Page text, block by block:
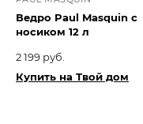
Ведро Paul Masquin с
носиком 12 л
2 199 руб.
Купить на Твой дом